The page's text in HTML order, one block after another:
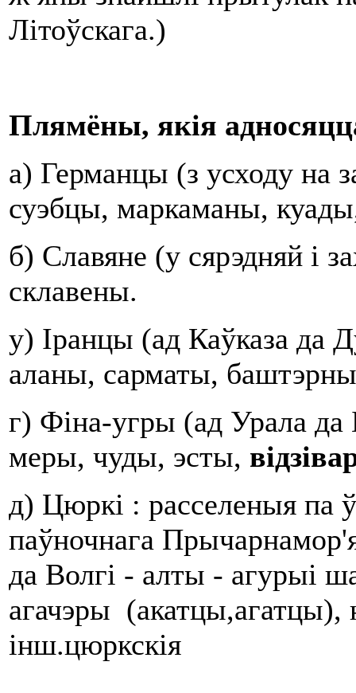
Літоўскага.)
Плямёны, якія
а) Германцы (з усходу на
суэбцы, маркаманы,
б) Славяне (у сярэдняй і
склавены.
у) Іранцы (ад Каўказа да
аланы, сарматы,
г) Фіна-угры (ад Урала да
меры, чуды, эсты, відзі
д) Цюркі : расселеныя па
паўночнага
да Волгі - алты - агурыі
агачэры (акатцы,агатцы),
інш.цюркскія